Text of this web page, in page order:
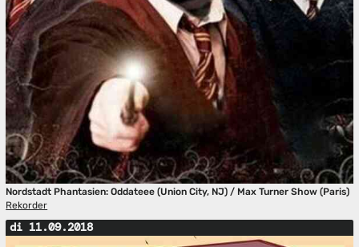
Nordstadt Phantasien: Oddateee (Union City, NJ) / Max Turner Show (Paris)
Rekorder
di 11.09.2018